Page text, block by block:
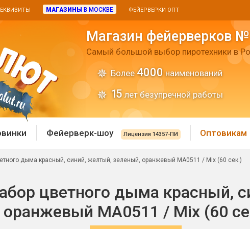
МАГАЗИНЫ В МОСКВЕ ФЕЙЕРВЕРКИ ОПТ
Магазин фейерверков
Самый большой выбор пиротехники в
Более 4000 наименований
15 лет безупречной работы
батареи
Хлопушки и
Маленькие хлопушки
Фейерверк-шоу Лицензия 14357-ПИ Оптовикам
дыма красный, синий, желтый, зеленый, оранжевый MA0511 / Mix (60 сек.)
цветного дыма красный,
оранжевый MA0511 / Mix (60